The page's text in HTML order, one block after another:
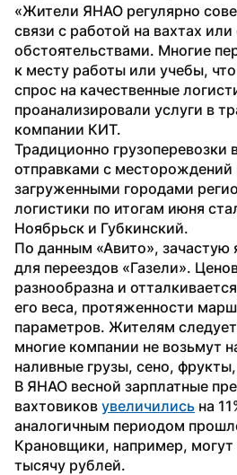
«Жители ЯНАО регулярно
связи с работой на вахтах
обстоятельствами. Многие
к месту работы или учебы,
спрос на качественные
проанализировали услуги в
компании КИТ.
Традиционно грузоперевозки
отправками с
загруженными городами
логистики по итогам июня
Ноябрьск и Губкинский.
По данным «Авито»,
для переездов «Газели».
разнообразна и
его веса, протяженности
параметров. Жителям
многие компании не возьмут
наливные грузы, сено,
В ЯНАО весной зарплатные
вахтовиков увеличились на
аналогичным периодом
Крановщики, например, могут
тысячу рублей.